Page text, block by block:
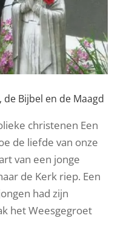
Bijbel en de Maagd
christenen Een
de liefde van onze
van een jonge
de Kerk riep. Een
had zijn
het Weesgegroet